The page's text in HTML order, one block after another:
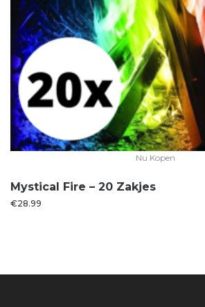
Nu Kopen
Mystical Fire – 20 Zakjes
€28.99